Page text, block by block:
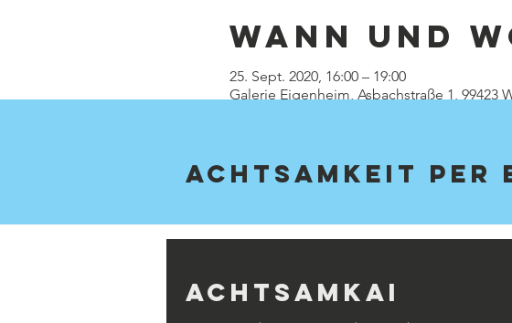
Wann und
25. Sept. 2020, 16:00 – 19:00
Galerie Eigenheim, Asbachstraße 1, 99423
achTsamkeit per
Achtsamkai